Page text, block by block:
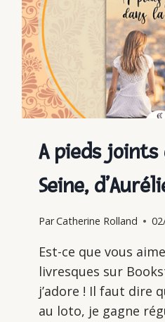
GARDAZ
A pieds joints
Seine,
ParCatherine Rolland
Est-ce que vous
livresques sur
j’adore ! Il faut dire
au loto, je gagne